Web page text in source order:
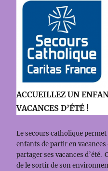
ACCUEILLEZ UN
VACANCES D’ÉTÉ !
Le secours catholique permet
enfants de partir en
partager ses vacances d’été.
de le sortir de son